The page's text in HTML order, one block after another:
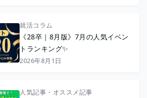
就活コラム
《28卒｜8月版》7月の人気イベン
トランキング✨
2026年8月1日
人気記事・オススメ記事